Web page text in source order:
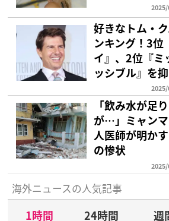
2025/
好きなトム・
ンキング！3位
イ』、2位『ミ
ッシブル』を
2025/
「飲み水が足
が…」ミャン
人医師が明か
の惨状
2025/
海外ニュースの人気記事
1時間 24時間 週